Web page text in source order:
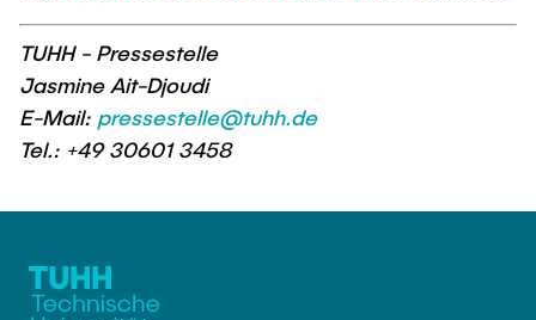
TUHH - Pressestelle
Jasmine Ait-Djoudi
E-Mail: pressestelle@tuhh.de
Tel.: +49 30601 3458